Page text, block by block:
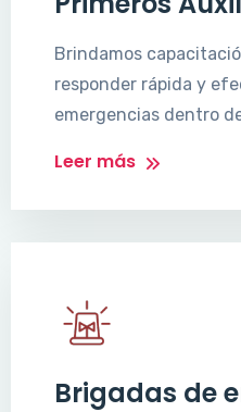
Brindamos
responder rápida y
emergencias dentro
Leer más
Brigadas de